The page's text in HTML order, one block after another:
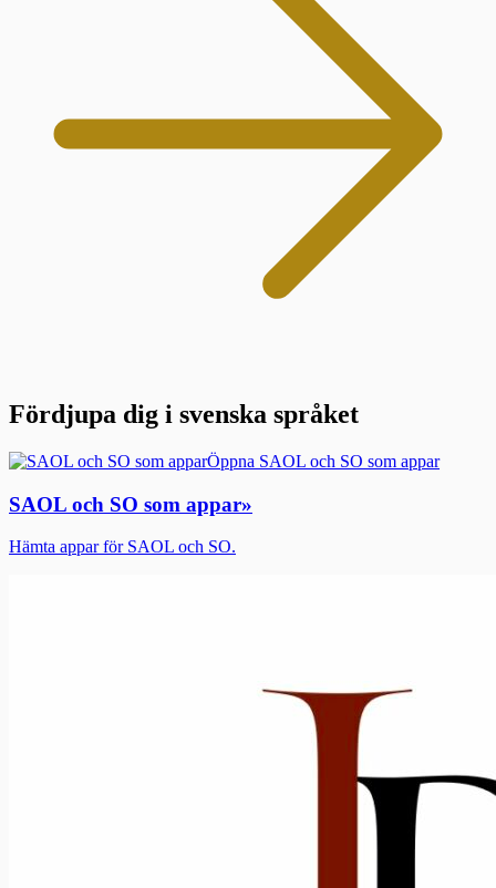
Fördjupa dig i svenska språket
Öppna SAOL och SO som appar
SAOL och SO som appar»
Hämta appar för SAOL och SO.